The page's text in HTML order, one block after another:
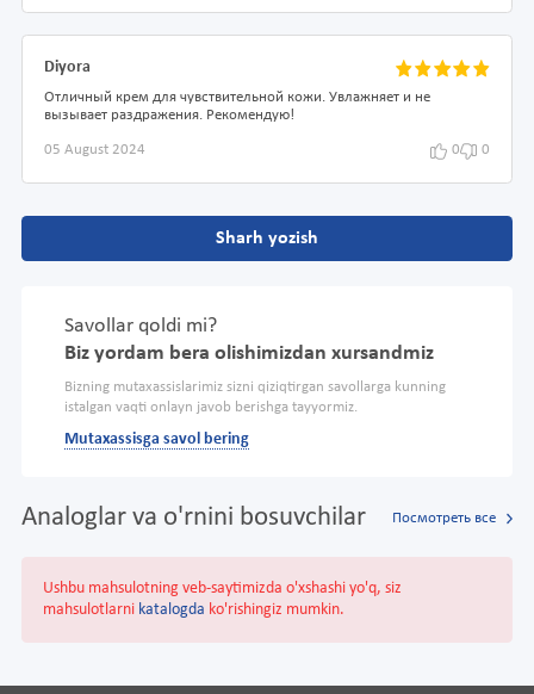
Diyora
Отличный крем для чувствительной кожи. Увлажняет и не
вызывает раздражения. Рекомендую!
05 August 2024 0 0
Sharh yozish
Savollar qoldi mi?
Biz yordam bera olishimizdan xursandmiz
Bizning mutaxassislarimiz sizni qiziqtirgan savollarga kunning
istalgan vaqti onlayn javob berishga tayyormiz.
Mutaxassisga savol bering
Analoglar va o'rnini bosuvchilar Посмотреть все
Ushbu mahsulotning veb-saytimizda o'xshashi yo'q, siz
mahsulotlarni katalogda ko'rishingiz mumkin.